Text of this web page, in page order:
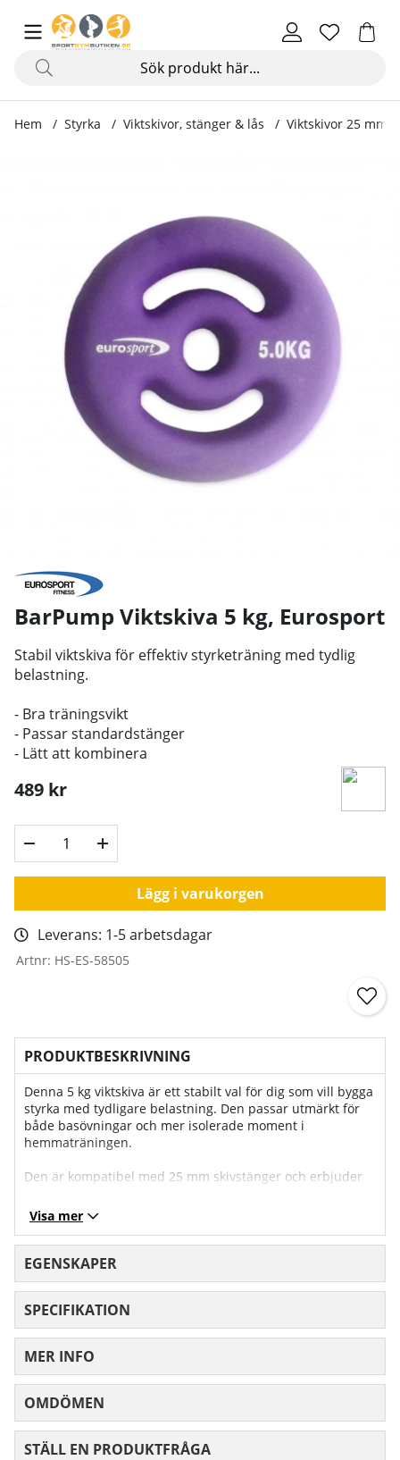
Hem Styrka Viktskivor, stänger & lås Viktskivor 25 mm
BarPump Viktskiva 5 kg, Eurosport
Stabil viktskiva för effektiv styrketräning med tydlig
belastning.
- Bra träningsvikt
- Passar standardstänger
- Lätt att kombinera
489 kr
Lägg i varukorgen
Leverans: 1-5 arbetsdagar
Artnr: HS-ES-58505
PRODUKTBESKRIVNING
Denna 5 kg viktskiva är ett stabilt val för dig som vill bygga
styrka med tydligare belastning. Den passar utmärkt för
både basövningar och mer isolerade moment i
hemmaträningen.
Den är kompatibel med 25 mm skivstänger och erbjuder
dig som vill ta nästa steg från lättare vikter.
Visa mer
EGENSKAPER
SPECIFIKATION
MER INFO
OMDÖMEN
STÄLL EN PRODUKTFRÅGA